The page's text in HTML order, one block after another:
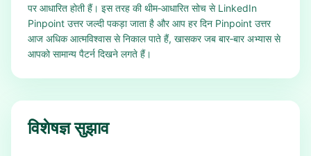
पर आधारित होती हैं। इस तरह की थीम‑आधारित सोच से LinkedIn
Pinpoint उत्तर जल्दी पकड़ा जाता है और आप हर दिन Pinpoint उत्तर
आज अधिक आत्मविश्वास से निकाल पाते हैं, खासकर जब बार‑बार अभ्यास से
आपको सामान्य पैटर्न दिखने लगते हैं।
विशेषज्ञ सुझाव